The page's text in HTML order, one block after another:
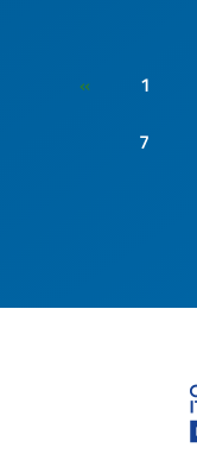
« 1
7